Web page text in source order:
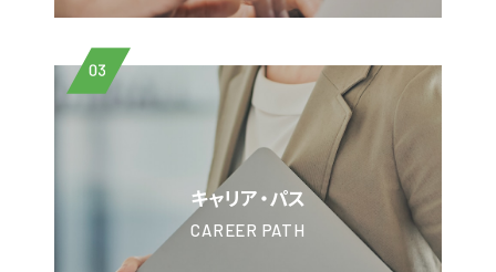
キャリア・パス
CAREER PATH